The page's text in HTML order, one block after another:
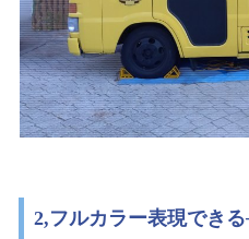
2,フルカラー表現でき